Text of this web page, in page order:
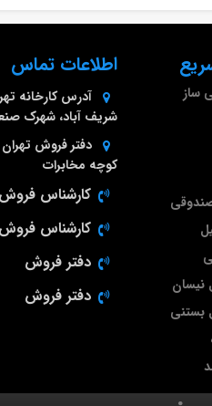
ساز
بستنی
اطلاعات تماس
آدرس کارخانه
شریف آباد، شهرک
دفتر فروش تهران
کوچه مخابرات
کارشناس فروش
کارشناس فروش
دفتر فروش
دفتر فروش